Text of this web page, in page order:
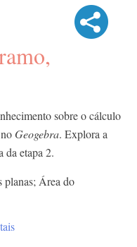
sobre o cálculo
Geogebra. Explora a
da etapa 2.
planas; Área do